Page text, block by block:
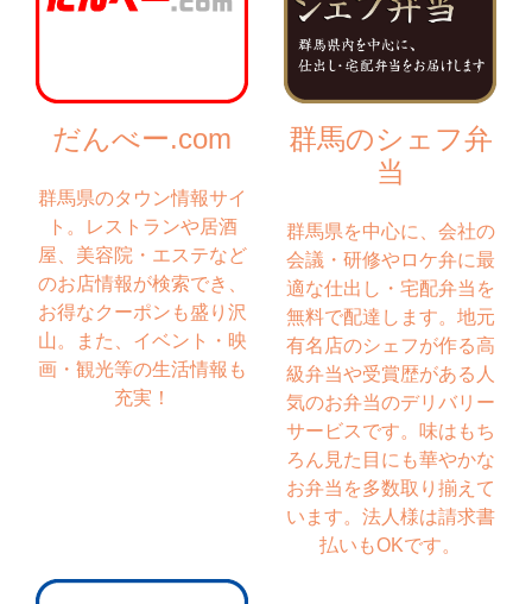
だんべー.com
群馬県のタウン情報サイ
ト。レストランや居酒
屋、美容院・エステなど
のお店情報が検索でき、
お得なクーポンも盛り沢
山。また、イベント・映
画・観光等の生活情報も
充実！
群馬のシェフ弁
当
群馬県を中心に、会社の
会議・研修やロケ弁に最
適な仕出し・宅配弁当を
無料で配達します。地元
有名店のシェフが作る高
級弁当や受賞歴がある人
気のお弁当のデリバリー
サービスです。味はもち
ろん見た目にも華やかな
お弁当を多数取り揃えて
います。法人様は請求書
払いもOKです。